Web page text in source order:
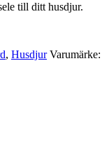
till ditt husdjur.
, Husdjur Varumärke: